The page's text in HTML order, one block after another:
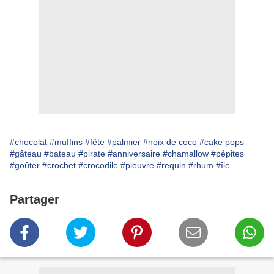
#chocolat #muffins #fête #palmier #noix de coco #cake pops
#gâteau #bateau #pirate #anniversaire #chamallow #pépites
#goûter #crochet #crocodile #pieuvre #requin #rhum #île
Partager